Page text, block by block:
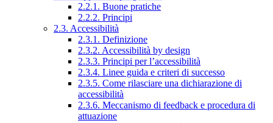
2.2.1. Buone pratiche
2.2.2. Principi
2.3. Accessibilità
2.3.1. Definizione
2.3.2. Accessibilità by design
2.3.3. Principi per l’accessibilità
2.3.4. Linee guida e criteri di successo
2.3.5. Come rilasciare una dichiarazione di
accessibilità
2.3.6. Meccanismo di feedback e procedura di
attuazione